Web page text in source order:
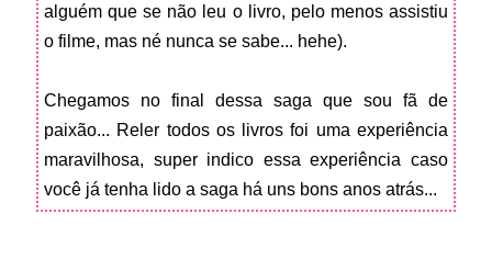
alguém que se não leu o livro, pelo menos assistiu
o filme, mas né nunca se sabe... hehe).
Chegamos no final dessa saga que sou fã de
paixão... Reler todos os livros foi uma experiência
maravilhosa, super indico essa experiência caso
você já tenha lido a saga há uns bons anos atrás...